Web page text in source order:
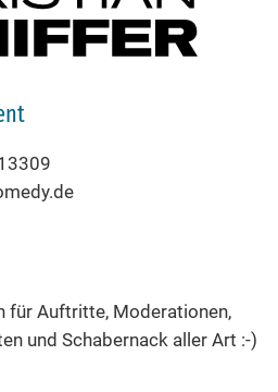
für Auftritte, Moderationen,
und Schabernack aller Art :-)